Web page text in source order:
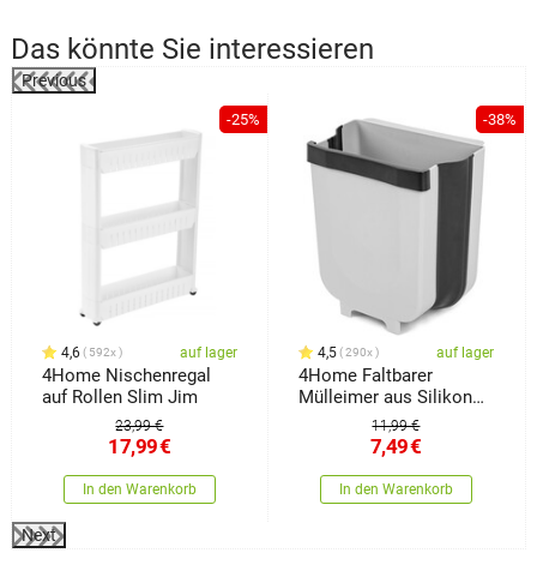
Das könnte Sie interessieren
Previous
-25%
4,6 592x auf lager
4Home Nischenregal
auf Rollen Slim Jim
23,99 €
17,99€
In den Warenkorb
-38%
4,5 290x auf lager
4Home Faltbarer
Mülleimer aus Silikon
11,99 €
7,49€
In den Warenkorb
Next